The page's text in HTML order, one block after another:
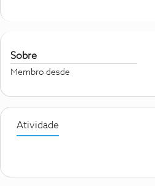
Sobre
Membro desde
Atividade